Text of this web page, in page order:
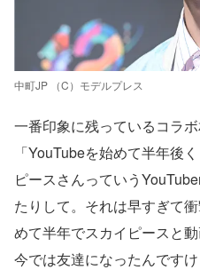
中町JP （C）モデルプレス
一番印象に残っているコラ
「YouTubeを始めて半年後
ピースさんっていう
たりして。それは早すぎて
めて半年でスカイピースと
今では友達になったんです